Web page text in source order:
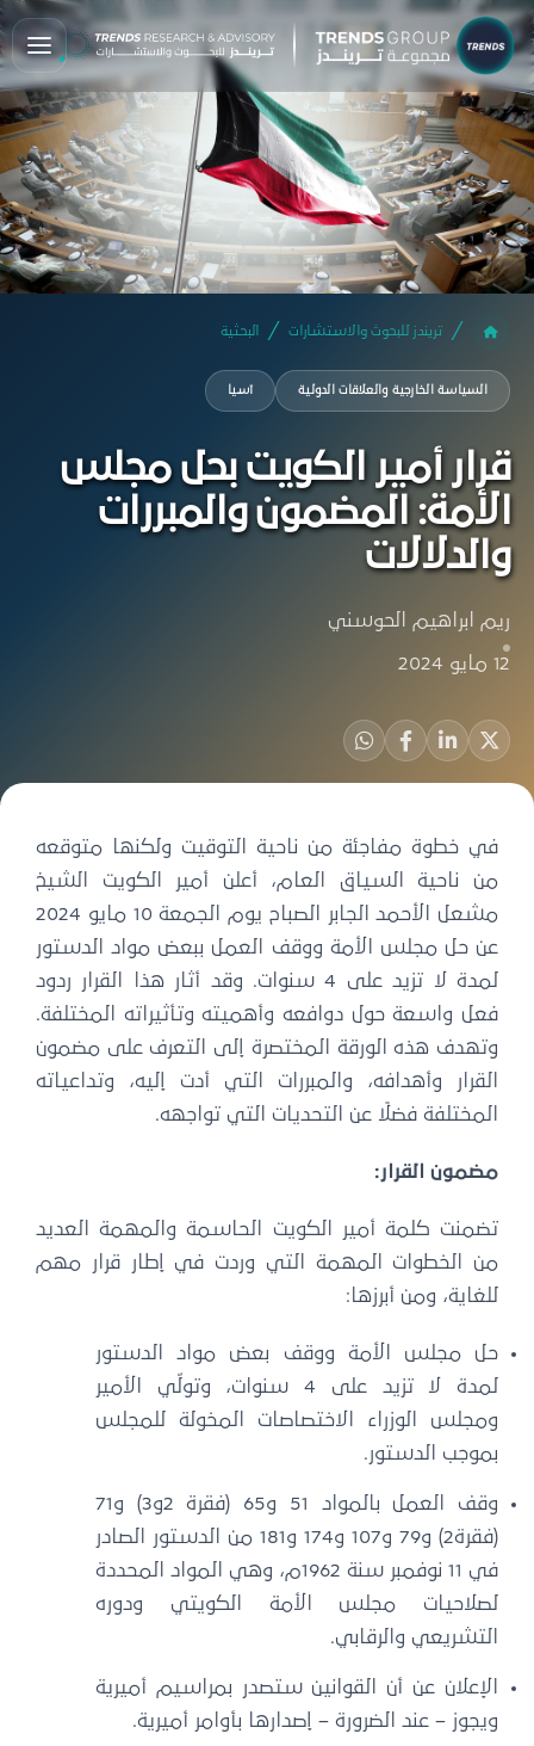
تريندز للبحوث والاستشارات البحثية
السياسة الخارجية والعلاقات الدولية آسيا
قرار أمير الكويت بحل مجلس
الأمة: المضمون والمبررات
والدلالات
ريم ابراهيم الحوسني
12 مايو 2024
في خطوة مفاجئة من ناحية التوقيت ولكنها متوقعه
من ناحية السياق العام، أعلن أمير الكويت الشيخ
مشعل الأحمد الجابر الصباح يوم الجمعة 10 مايو 2024
عن حل مجلس الأمة ووقف العمل ببعض مواد الدستور
لمدة لا تزيد على 4 سنوات. وقد أثار هذا القرار ردود
فعل واسعة حول دوافعه وأهميته وتأثيراته المختلفة.
وتهدف هذه الورقة المختصرة إلى التعرف على مضمون
القرار وأهدافه، والمبررات التي أدت إليه، وتداعياته
المختلفة فضلًا عن التحديات التي تواجهه.
مضمون القرار:
تضمنت كلمة أمير الكويت الحاسمة والمهمة العديد
من الخطوات المهمة التي وردت في إطار قرار مهم
للغاية، ومن أبرزها:
حل مجلس الأمة ووقف بعض مواد الدستور
لمدة لا تزيد على 4 سنوات، وتولّي الأمير
ومجلس الوزراء الاختصاصات المخولة للمجلس
بموجب الدستور.
وقف العمل بالمواد 51 و65 (فقرة 2و3) و71
(فقرة2) و79 و107 و174 و181 من الدستور الصادر
في 11 نوفمبر سنة 1962م، وهي المواد المحددة
لصلاحيات مجلس الأمة الكويتي ودوره
التشريعي والرقابي.
الإعلان عن أن القوانين ستصدر بمراسيم أميرية
ويجوز – عند الضرورة – إصدارها بأوامر أميرية.